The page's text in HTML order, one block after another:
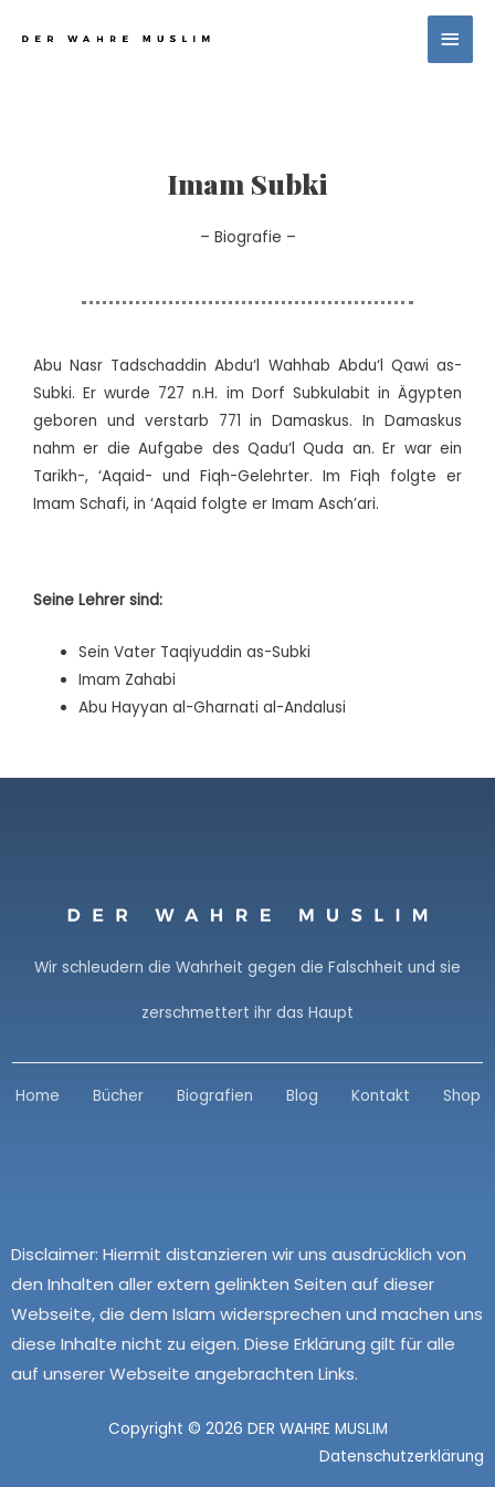
Imam Subki
– Biografie –
Abu Nasr Tadschaddin Abdu‘l Wahhab Abdu‘l Qawi as-
Subki. Er wurde 727 n.H. im Dorf Subkulabit in Ägypten
geboren und verstarb 771 in Damaskus. In Damaskus
nahm er die Aufgabe des Qadu‘l Quda an. Er war ein
Tarikh-, ‘Aqaid- und Fiqh-Gelehrter. Im Fiqh folgte er
Imam Schafi, in ‘Aqaid folgte er Imam Asch’ari.
Seine Lehrer sind:
Sein Vater Taqiyuddin as-Subki
Imam Zahabi
Abu Hayyan al-Gharnati al-Andalusi
Wir schleudern die Wahrheit gegen die Falschheit und sie
zerschmettert ihr das Haupt
Home Bücher Biografien Blog Kontakt Shop
Disclaimer: Hiermit distanzieren wir uns ausdrücklich von
den Inhalten aller extern gelinkten Seiten auf dieser
Webseite, die dem Islam widersprechen und machen uns
diese Inhalte nicht zu eigen. Diese Erklärung gilt für alle
auf unserer Webseite angebrachten Links.
Copyright © 2026 DER WAHRE MUSLIM
Datenschutzerklärung